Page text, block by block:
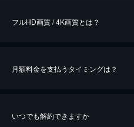
※40％ポイント還元の対象は、クレジットカ
フルHD画質 / 4K画質とは？
月額料金を支払うタイミングは？
いつでも解約できますか